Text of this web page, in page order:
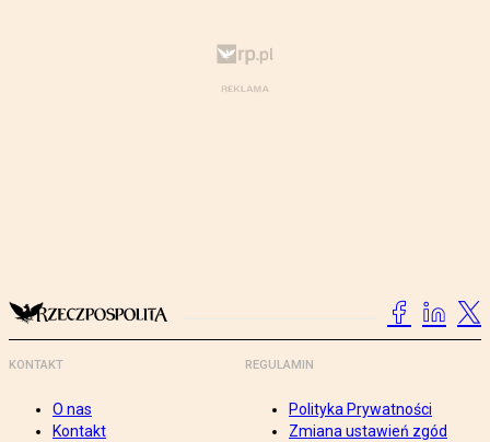
KONTAKT
O nas
Kontakt
REGULAMIN
Polityka Prywatności
Zmiana ustawień zgód